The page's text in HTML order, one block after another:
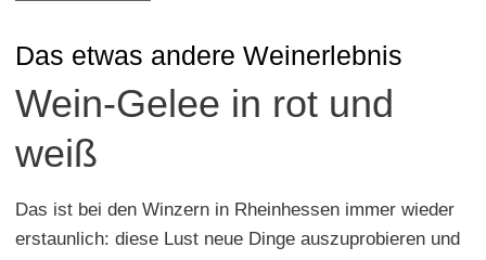
Das etwas andere Weinerlebnis
Wein-Gelee in rot und
weiß
Das ist bei den Winzern in Rheinhessen immer wieder
erstaunlich: diese Lust neue Dinge auszuprobieren und